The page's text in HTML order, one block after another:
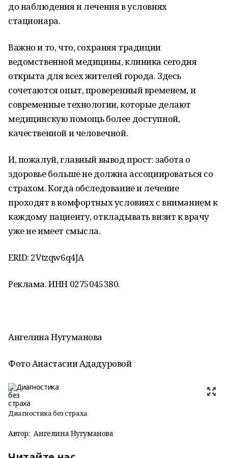
до наблюдения и лечения в условиях
стационара.
Важно и то, что, сохраняя традиции
ведомственной медицины, клиника сегодня
открыта для всех жителей города. Здесь
сочетаются опыт, проверенный временем, и
современные технологии, которые делают
медицинскую помощь более доступной,
качественной и человечной.
И, пожалуй, главный вывод прост: забота о
здоровье больше не должна ассоциироваться со
страхом. Когда обследование и лечение
проходят в комфортных условиях с вниманием к
каждому пациенту, откладывать визит к врачу
уже не имеет смысла.
ERID: 2Vtzqw6q4JA
Реклама. ИНН 0275045380.
Ангелина Нугуманова
Фото Анастасии Ададуровой
Диагностика без страха
Автор: Ангелина Нугуманова